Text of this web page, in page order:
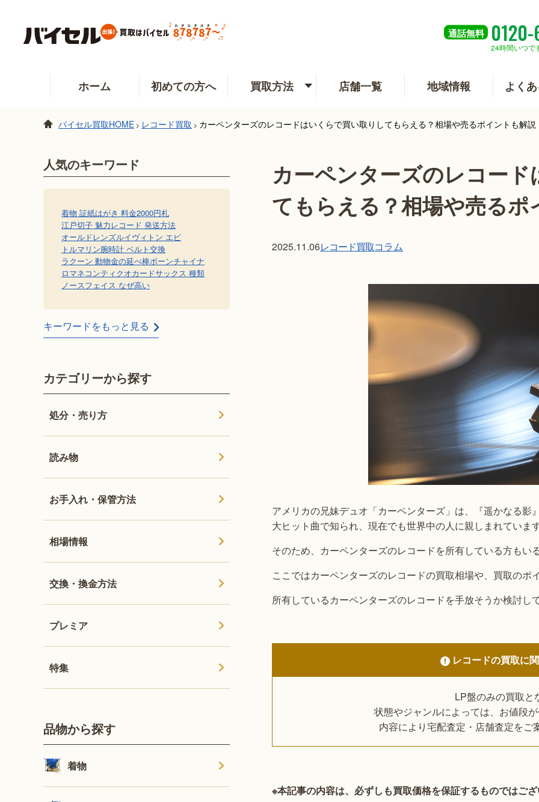
通話無料 0120-
24時間いつで
ホーム 初めての方へ 買取方法 店舗一覧 地域情報 よく
バイセル買取HOME > レコード買取 > カーペンターズのレコードはいくらで買い取りしてもらえる？相場や売るポイントも解説
カーペンターズのレコー
てもらえる？相場や売るポ
2025.11.06レコード買取コラム
アメリカの兄妹デュオ「カーペンターズ」は、『遥かなる
大ヒット曲で知られ、現在でも世界中の人に親しまれていま
そのため、カーペンターズのレコードを所有している方もい
ここではカーペンターズのレコードの買取相場や、買取のポ
所有しているカーペンターズのレコードを手放そうか検討し
レコードの買取に
LP盤のみの買取と
状態やジャンルによっては、お値段
内容により宅配査定・店舗査定をご
※本記事の内容は、必ずしも買取価格を保証するものではご
人気のキーワード
着物 証紙はがき 料金2000円札
江戸切子 魅力 レコード 発送方法
オールドレンズルイヴィトン エピ
トルマリン腕時計 ベルト交換
ラクーン 動物金の延べ棒ボーンチャイナ
ロマネコンティクオカードサックス 種類
ノースフェイス なぜ高い
キーワードをもっと見る
カテゴリーから探す
処分・売り方
読み物
お手入れ・保管方法
相場情報
交換・換金方法
プレミア
特集
品物から探す
着物